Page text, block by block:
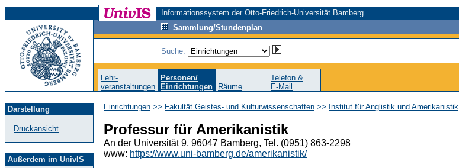
Informationssystem der Otto-Friedrich-Universität Bamberg
Sammlung/Stundenplan
Suche:
Lehr-
veranstaltungen
Personen/
Einrichtungen
Räume
Telefon &
E-Mail
Darstellung
Druckansicht
Außerdem im UnivIS
Einrichtungen >> Fakultät Geistes- und Kulturwissenschaften >> Institut für Anglistik und Amerikanistik
Professur für Amerikanistik
An der Universität 9, 96047 Bamberg, Tel. (0951) 863-2298
www: https://www.uni-bamberg.de/amerikanistik/